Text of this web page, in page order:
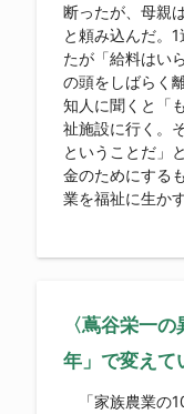
断ったが、母親
と頼み込んだ。
たが「給料はい
の頭をしばらく
知人に聞くと「
祉施設に行く。
ということだ」
金のためにする
業を福祉に生か
〈蔦谷栄一
年」で変えて
「家族農業の